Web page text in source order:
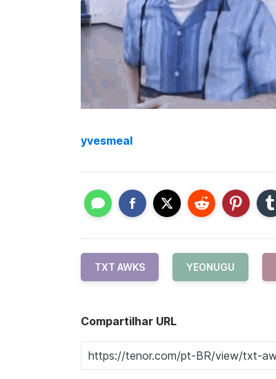
yvesmeal
TXT AWKS YEONUGU
Compartilhar URL